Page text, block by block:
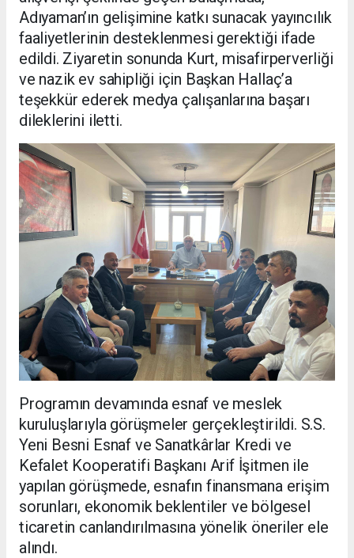
Adıyaman’ın gelişimine katkı sunacak yayıncılık
faaliyetlerinin desteklenmesi gerektiği ifade
edildi. Ziyaretin sonunda Kurt, misafirperverliği
ve nazik ev sahipliği için Başkan Hallaç’a
teşekkür ederek medya çalışanlarına başarı
dileklerini iletti.
Programın devamında esnaf ve meslek
kuruluşlarıyla görüşmeler gerçekleştirildi. S.S.
Yeni Besni Esnaf ve Sanatkârlar Kredi ve
Kefalet Kooperatifi Başkanı Arif İşitmen ile
yapılan görüşmede, esnafın finansmana erişim
sorunları, ekonomik beklentiler ve bölgesel
ticaretin canlandırılmasına yönelik öneriler ele
alındı.